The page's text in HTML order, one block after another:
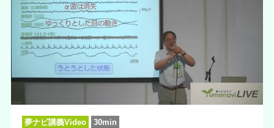
夢ナビ講義Video 30min